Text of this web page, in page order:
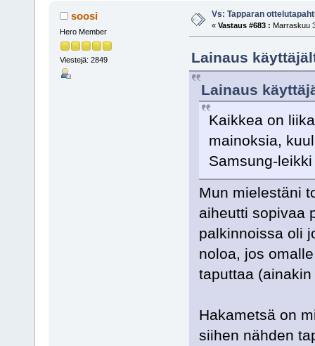
soosi
Hero Member
Viestejä: 2849
Vs: Tapparan
« Vastaus #683 : Marraskuu
Lainaus
Lainaus
Kaikkea on
mainoksia,
Samsung-
Mun mielestäni
aiheutti sopivaa
palkinnoissa oli
noloa, jos
taputtaa
Hakametsä on
siihen nähden